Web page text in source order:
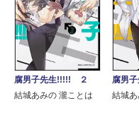
腐男子先生!!!!! ２
結城あみの 瀧ことは
腐男
結城